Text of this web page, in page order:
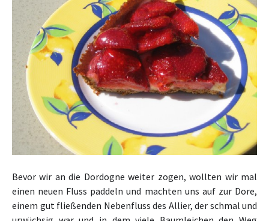
Bevor wir an die Dordogne weiter zogen, wollten wir mal
einen neuen Fluss paddeln und machten uns auf zur Dore,
einem gut fließenden Nebenfluss des Allier, der schmal und